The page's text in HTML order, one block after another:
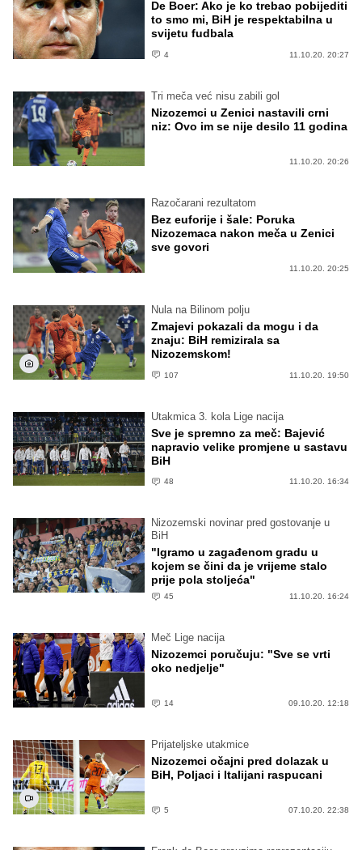
De Boer: Ako je ko trebao pobijediti
to smo mi, BiH je respektabilna u
svijetu fudbala
4 11.10.20. 20:27
Tri meča već nisu zabili gol
Nizozemci u Zenici nastavili crni
niz: Ovo im se nije desilo 11 godina
11.10.20. 20:26
Razočarani rezultatom
Bez euforije i šale: Poruka
Nizozemaca nakon meča u Zenici
sve govori
11.10.20. 20:25
Nula na Bilinom polju
Zmajevi pokazali da mogu i da
znaju: BiH remizirala sa
Nizozemskom!
107 11.10.20. 19:50
Utakmica 3. kola Lige nacija
Sve je spremno za meč: Bajević
napravio velike promjene u sastavu
BiH
48 11.10.20. 16:34
Nizozemski novinar pred gostovanje u
BiH
"Igramo u zagađenom gradu u
kojem se čini da je vrijeme stalo
prije pola stoljeća"
45 11.10.20. 16:24
Meč Lige nacija
Nizozemci poručuju: "Sve se vrti
oko nedjelje"
14 09.10.20. 12:18
Prijateljske utakmice
Nizozemci očajni pred dolazak u
BiH, Poljaci i Italijani raspucani
5 07.10.20. 22:38